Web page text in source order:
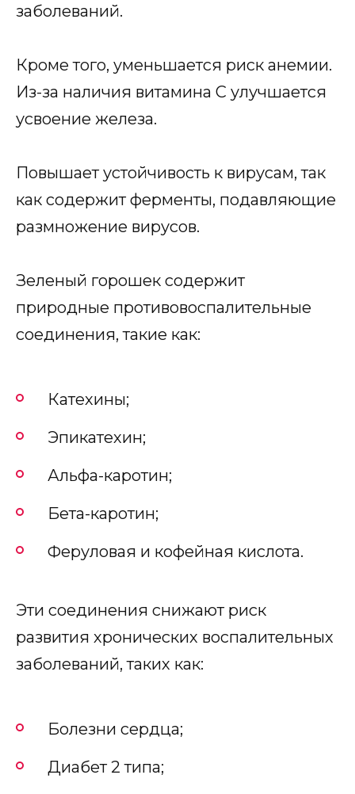
заболеваний.
Кроме того, уменьшается риск анемии.
Из-за наличия витамина С улучшается
усвоение железа.
Повышает устойчивость к вирусам, так
как содержит ферменты, подавляющие
размножение вирусов.
Зеленый горошек содержит
природные противовоспалительные
соединения, такие как:
Катехины;
Эпикатехин;
Альфа-каротин;
Бета-каротин;
Феруловая и кофейная кислота.
Эти соединения снижают риск
развития хронических воспалительных
заболеваний, таких как:
Болезни сердца;
Диабет 2 типа;